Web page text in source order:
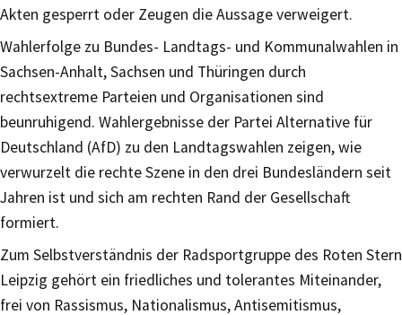
Akten gesperrt oder Zeugen die Aussage verweigert.
Wahlerfolge zu Bundes- Landtags- und Kommunalwahlen in
Sachsen-Anhalt, Sachsen und Thüringen durch
rechtsextreme Parteien und Organisationen sind
beunruhigend. Wahlergebnisse der Partei Alternative für
Deutschland (AfD) zu den Landtagswahlen zeigen, wie
verwurzelt die rechte Szene in den drei Bundesländern seit
Jahren ist und sich am rechten Rand der Gesellschaft
formiert.
Zum Selbstverständnis der Radsportgruppe des Roten Stern
Leipzig gehört ein friedliches und tolerantes Miteinander,
frei von Rassismus, Nationalismus, Antisemitismus,